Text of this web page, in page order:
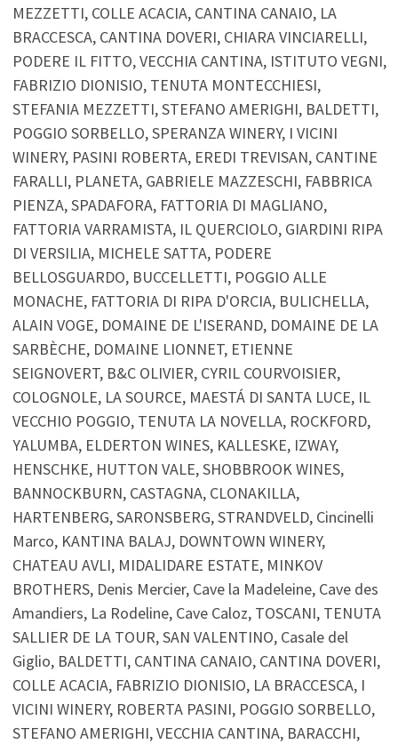
MEZZETTI, COLLE ACACIA, CANTINA CANAIO, LA
BRACCESCA, CANTINA DOVERI, CHIARA VINCIARELLI,
PODERE IL FITTO, VECCHIA CANTINA, ISTITUTO VEGNI,
FABRIZIO DIONISIO, TENUTA MONTECCHIESI,
STEFANIA MEZZETTI, STEFANO AMERIGHI, BALDETTI,
POGGIO SORBELLO, SPERANZA WINERY, I VICINI
WINERY, PASINI ROBERTA, EREDI TREVISAN, CANTINE
FARALLI, PLANETA, GABRIELE MAZZESCHI, FABBRICA
PIENZA, SPADAFORA, FATTORIA DI MAGLIANO,
FATTORIA VARRAMISTA, IL QUERCIOLO, GIARDINI RIPA
DI VERSILIA, MICHELE SATTA, PODERE
BELLOSGUARDO, BUCCELLETTI, POGGIO ALLE
MONACHE, FATTORIA DI RIPA D'ORCIA, BULICHELLA,
ALAIN VOGE, DOMAINE DE L'ISERAND, DOMAINE DE LA
SARBÈCHE, DOMAINE LIONNET, ETIENNE
SEIGNOVERT, B&C OLIVIER, CYRIL COURVOISIER,
COLOGNOLE, LA SOURCE, MAESTÁ DI SANTA LUCE, IL
VECCHIO POGGIO, TENUTA LA NOVELLA, ROCKFORD,
YALUMBA, ELDERTON WINES, KALLESKE, IZWAY,
HENSCHKE, HUTTON VALE, SHOBBROOK WINES,
BANNOCKBURN, CASTAGNA, CLONAKILLA,
HARTENBERG, SARONSBERG, STRANDVELD, Cincinelli
Marco, KANTINA BALAJ, DOWNTOWN WINERY,
CHATEAU AVLI, MIDALIDARE ESTATE, MINKOV
BROTHERS, Denis Mercier, Cave la Madeleine, Cave des
Amandiers, La Rodeline, Cave Caloz, TOSCANI, TENUTA
SALLIER DE LA TOUR, SAN VALENTINO, Casale del
Giglio, BALDETTI, CANTINA CANAIO, CANTINA DOVERI,
COLLE ACACIA, FABRIZIO DIONISIO, LA BRACCESCA, I
VICINI WINERY, ROBERTA PASINI, POGGIO SORBELLO,
STEFANO AMERIGHI, VECCHIA CANTINA, BARACCHI,